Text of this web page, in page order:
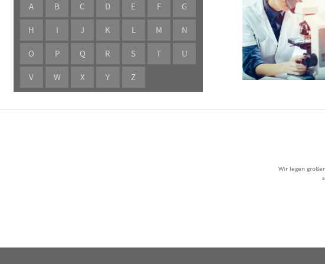
Haut, Haare und Nägel
Psychische Erkrankungen
Schmerz- und Schlafmedizin
Frauenkrankheiten
A B C D E F G
H I J K L M N
O P Q R S T U
V W X Y Z
Wir legen